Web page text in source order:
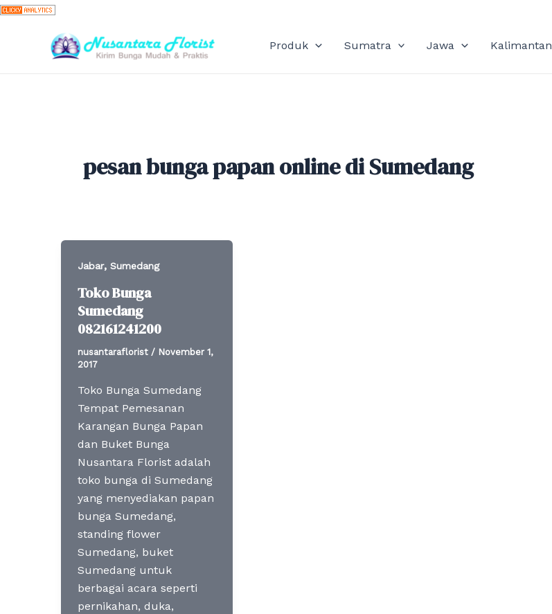
Skip
content
Produk Sumatra Jawa Kalimantan
pesan bunga papan online di Sumedang
Jabar, Sumedang
Toko Bunga
Sumedang
082161241200
nusantaraflorist / November 1,
2017
Toko Bunga Sumedang
Tempat Pemesanan
Karangan Bunga Papan
dan Buket Bunga
Nusantara Florist adalah
toko bunga di Sumedang
yang menyediakan papan
bunga Sumedang,
standing flower
Sumedang, buket
Sumedang untuk
berbagai acara seperti
pernikahan, duka,